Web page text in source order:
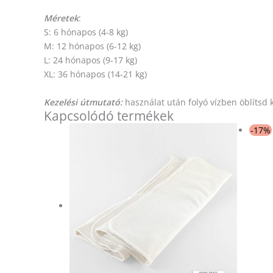
Méretek:
S: 6 hónapos (4-8 kg)
M: 12 hónapos (6-12 kg)
L: 24 hónapos (9-17 kg)
XL: 36 hónapos (14-21 kg)
Kezelési útmutató:használat után folyó vízben öblítsd
Kapcsolódó termékek
390 Ft
több
változatok
a
választhatók
-17%